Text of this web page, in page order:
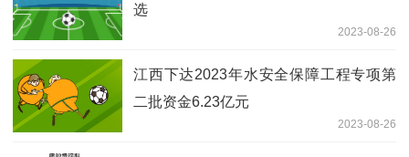
选
2023-08-26
江西下达2023年水安全保障工程专项第
二批资金6.23亿元
2023-08-26